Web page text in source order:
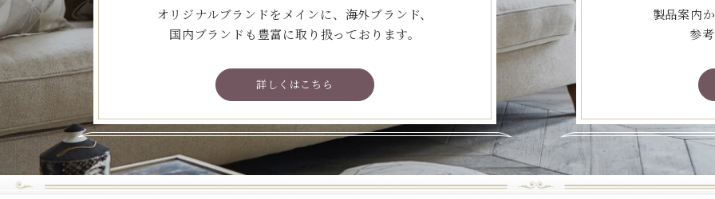
オリジナルブランドをメインに、海外ブランド、
国内ブランドも豊富に取り扱っております。
詳しくはこちら
製品案内
参